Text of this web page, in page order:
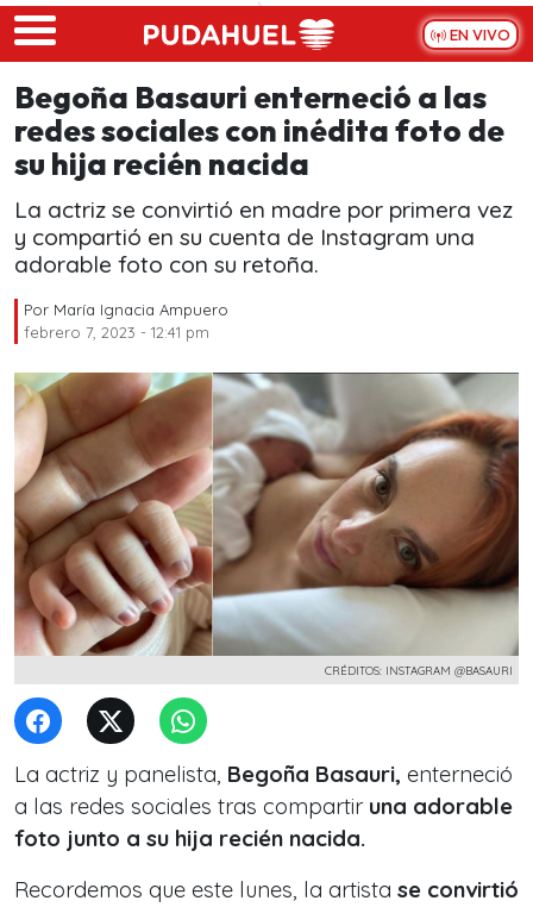
Skip to main content
EN VIVO
Begoña Basauri enterneció a las
redes sociales con inédita foto de
su hija recién nacida
La actriz se convirtió en madre por primera vez
y compartió en su cuenta de Instagram una
adorable foto con su retoña.
Por María Ignacia Ampuero
febrero 7, 2023 - 12:41 pm
CRÉDITOS: INSTAGRAM @BASAURI
La actriz y panelista, Begoña Basauri, enterneció
a las redes sociales tras compartir una adorable
foto junto a su hija recién nacida.
Recordemos que este lunes, la artista se convirtió